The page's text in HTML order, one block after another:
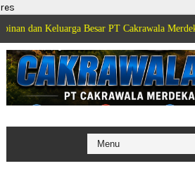
res
Besar PT Cakrawala Merdeka